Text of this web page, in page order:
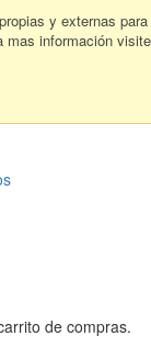
y externas
mas información
de compras.